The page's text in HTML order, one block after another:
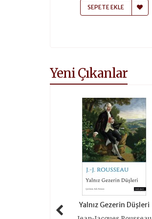
SEPETE EKLE
Yeni Çıkanlar
Yalnız Gezerin Düşleri